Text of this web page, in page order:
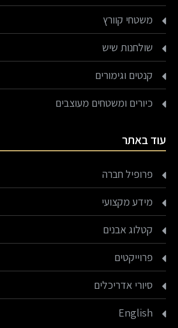
משטחי קוורץ
שולחנות שיש
קנטים וגימורים
כיורים ומשטחים מעוצבים
עוד באתר
פרופיל חברה
מידע מקצועי
קטלוג אבנים
פרוייקטים
סיורי אדריכלים
English